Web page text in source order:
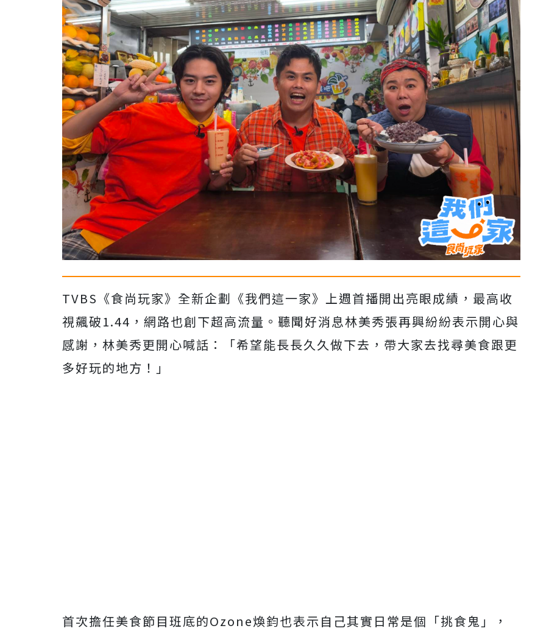
TVBS《食尚玩家》全新企劃《我們這一家》 上週首播開出亮眼成績，最高收
視飆破1.44， 網路也創下超高流量。 聽聞好消息林美秀張再興紛紛表示開心與
感謝，林美秀更開心喊話：
「希望能長長久久做下去，帶大家去找尋美食跟更
多好玩的地方！」
首次擔任美食節目班底的Ozone煥鈞也表示自己其實日常是個「挑食鬼」，